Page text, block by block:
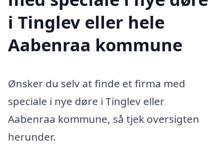
i Tinglev eller hele
Aabenraa kommune
Ønsker du selv at finde et firma med
speciale i nye døre i Tinglev eller
Aabenraa kommune, så tjek oversigten
herunder.